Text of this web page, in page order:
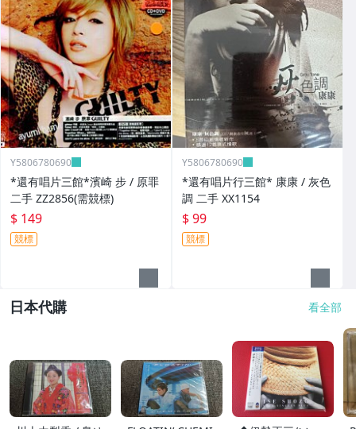
Y5806780690
*還有唱片三館*濱崎 步 / 原罪
二手 ZZ2856(需競標)
$ 149
競標
Y5806780690
*還有唱片行三館* 康康 / 灰色
調 二手 XX1154
$ 99
競標
日本代購 看全部